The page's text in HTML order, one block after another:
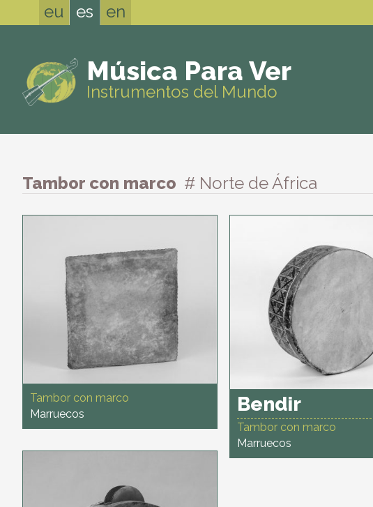
eu es en
Música Para Ver
Instrumentos del Mundo
Tambor con marco # Norte de África
Tambor con marco
Marruecos
Bendir
Tambor con marco
Marruecos